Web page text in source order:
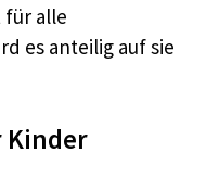
für alle
es anteilig auf sie
Kinder